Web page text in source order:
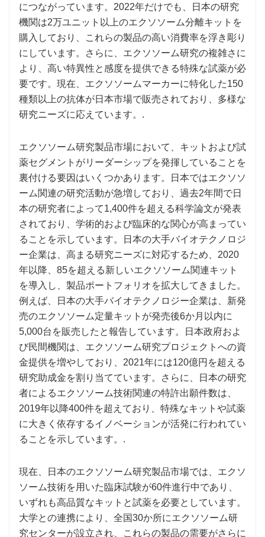
につながっています。2022年だけでも、日本の研究
機関は2万ユニット以上のエクソソーム分離キットを
購入しており、これらの製品の高い消費率を浮き彫り
にしています。さらに、エクソソーム研究の複雑さに
より、高い特異性と感度を提供できる特殊な試薬が必
要です。現在、エクソソームマーカーに特化した150
種類以上の抗体が日本市場で販売されており、多様な
研究ニーズに応えています。.
エクソソーム研究製品市場において、キットおよび試
薬セグメントがリーダーシップを発揮していることを
裏付ける要因はいくつかあります。日本ではエクソソ
ーム関連の研究活動が急増しており、過去2年間で日
本の研究者によって1,400件を超える科学論文が発表
されており、学術的および臨床的な関心が高まってい
ることを示しています。日本の大手バイオテクノロジ
ー企業は、高まる研究ニーズに対応するため、2020
年以降、85を超える新しいエクソソーム関連キット
を導入し、製品ポートフォリオを拡大してきました。
例えば、日本の大手バイオテクノロジー企業は、新発
売のエクソソーム定量キットが発売後6か月以内に
5,000台を販売したと報告しています。日本政府およ
び民間機関は、エクソソーム研究プロジェクトへの資
金提供を増やしており、2021年には120億円を超える
研究助成金を割り当てています。さらに、日本の研究
者によるエクソソーム技術関連の特許出願件数は、
2019年以降400件を超えており、特殊なキットや試薬
に大きく依存するイノベーションが活発に行われてい
ることを示しています。.
現在、日本のエクソソーム研究製品市場では、エクソ
ソーム技術を用いた臨床試験が60件進行中であり、
いずれも高品質なキットと試薬を必要としています。
大学との連携により、全国30か所にエクソソーム研
究センターが設立され、これらの製品の需要がさらに